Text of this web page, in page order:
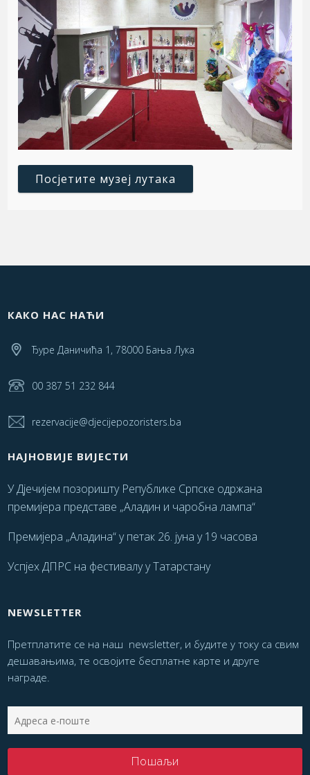
Посјетите музеј лутака
КАКО НАС НАЋИ
Ђуре Даничића 1, 78000 Бања Лука
00 387 51 232 844
rezervacije@djecijepozoristers.ba
НАЈНОВИЈЕ ВИЈЕСТИ
У Дјечијем позоришту Републике Српске одржана
премијера представе „Аладин и чаробна лампа“
Премијера „Аладина“ у петак 26. јуна у 19 часова
Успјех ДПРС на фестивалу у Татарстану
NEWSLETTER
Претплатите се на наш newsletter, и будите у току са свим
дешавањима, те освојите бесплатне карте и друге
награде.